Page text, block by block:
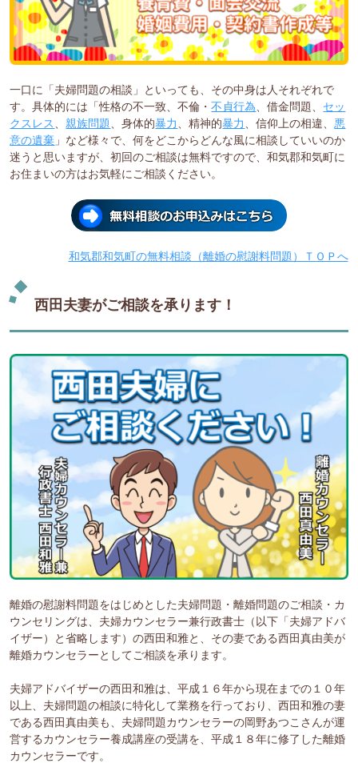
一口に「夫婦問題の相談」といっても、その中身は人それぞれで
す。具体的には「性格の不一致、不倫・不貞行為、借金問題、 セッ
クスレス、親族問題、身体的暴力、精神的暴力、信仰上の相違、悪
意の遺棄 」など様々で、何をどこからどんな風に相談していいのか
迷うと思いますが、初回のご相談は無料ですので、和気郡和気町に
お住まいの方はお気軽にご相談ください。
和気郡和気町の無料相談（離婚の慰謝料問題）ＴＯＰへ
西田夫妻がご相談を承ります！
離婚の慰謝料問題をはじめとした夫婦問題・離婚問題のご相談・カ
ウンセリングは、夫婦カウンセラー兼行政書士（以下「夫婦アドバ
イザー）と省略します）の西田和雅と、その妻である西田真由美が
離婚カウンセラーとしてご相談を承ります。
夫婦アドバイザーの西田和雅は、平成１６年から現在までの１０年
以上、夫婦問題の相談に特化して業務を行っており、西田和雅の妻
である西田真由美も、夫婦問題カウンセラーの岡野あつこさんが運
営するカウンセラー養成講座の受講を、平成１８年に修了した離婚
カウンセラーです。